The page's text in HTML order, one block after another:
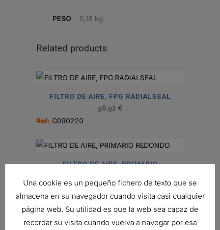
PESO 0,16 kg
Related products
FILTRO DE AIRE, FPG RADIALSEAL
98,92 €
Ref: G090220
FILTRO DE AIRE, PRIMARIO
40,14 €
Ref: P181137
Una cookie es un pequeño fichero de texto que se
almacena en su navegador cuando visita casi cualquier
página web. Su utilidad es que la web sea capaz de
recordar su visita cuando vuelva a navegar por esa